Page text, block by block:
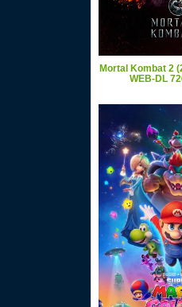
Mortal Kombat 2
WEB-DL